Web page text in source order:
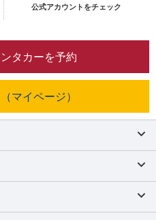
公式アカウントをチェック
タカーを予約
マイページ）